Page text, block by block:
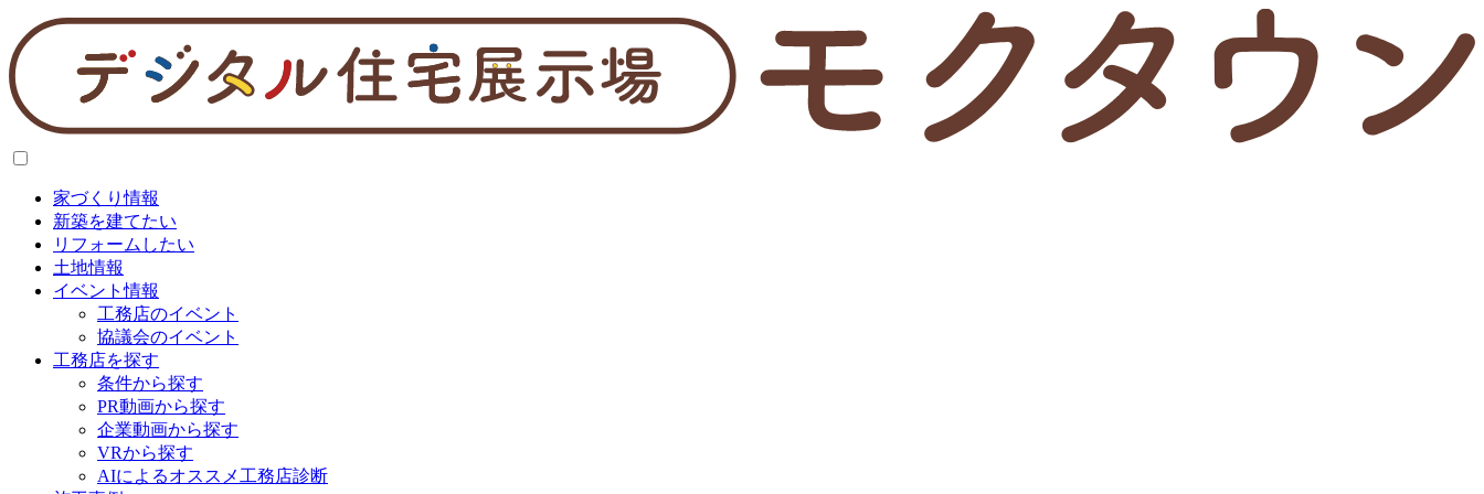
家づくり情報
新築を建てたい
リフォームしたい
土地情報
イベント情報
工務店のイベント
協議会のイベント
工務店を探す
条件から探す
PR動画から探す
企業動画から探す
VRから探す
AIによるオススメ工務店診断